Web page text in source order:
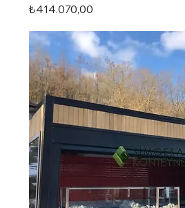
Fiyat
₺414.070,00